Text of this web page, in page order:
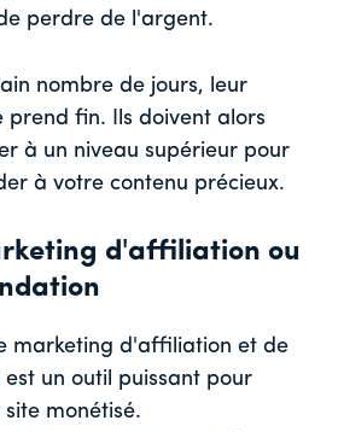
perdre de l'argent.
nombre de jours, leur
prend fin. Ils doivent alors
à un niveau supérieur pour
à votre contenu précieux.
d'affiliation ou
marketing d'affiliation et de
un outil puissant pour
monétisé.